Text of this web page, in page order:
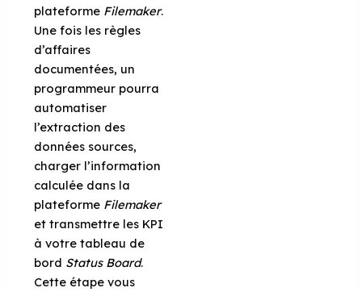
plateforme Filemaker.
Une fois les règles
d’affaires
documentées, un
programmeur pourra
automatiser
l’extraction des
données sources,
charger l’information
calculée dans la
plateforme Filemaker
et transmettre les KPI
à votre tableau de
bord Status Board.
Cette étape vous